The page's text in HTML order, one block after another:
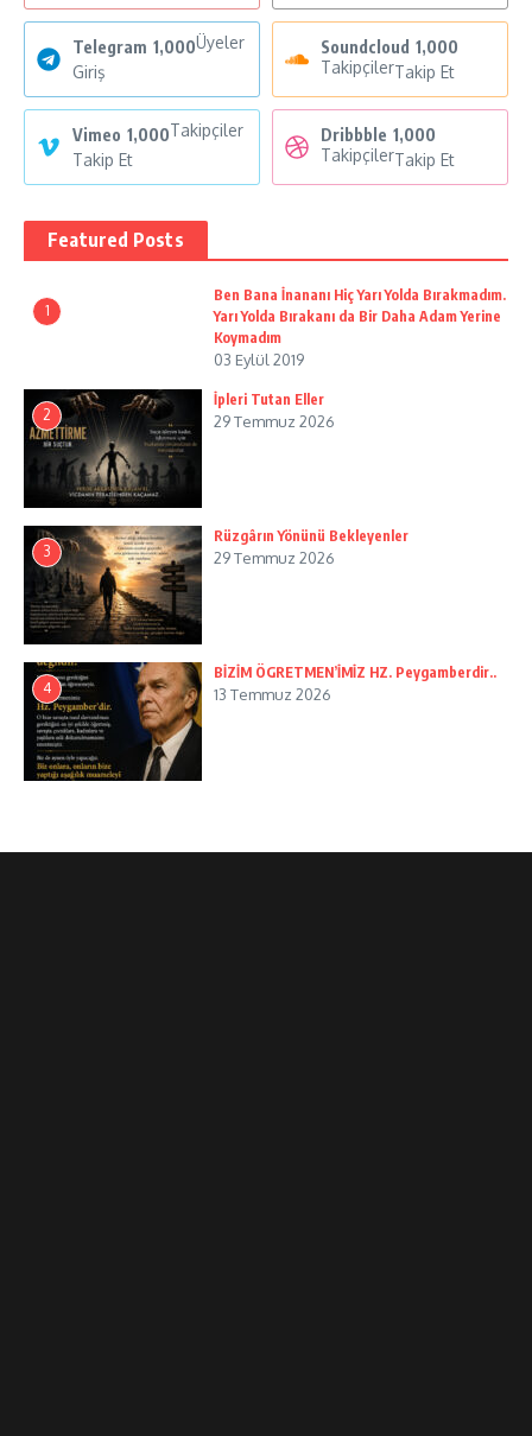
Telegram 1,000Üyeler
Giriş
Soundcloud 1,000
TakipçilerTakip Et
Vimeo 1,000Takipçiler
Takip Et
Dribbble 1,000
TakipçilerTakip Et
Featured Posts
1
Ben Bana İnananı Hiç Yarı Yolda Bırakmadım.
Yarı Yolda Bırakanı da Bir Daha Adam Yerine
Koymadım
03 Eylül 2019
2
İpleri Tutan Eller
29 Temmuz 2026
3
Rüzgârın Yönünü Bekleyenler
29 Temmuz 2026
4
BİZİM ÖGRETMEN’İMİZ HZ. Peygamberdir..
13 Temmuz 2026